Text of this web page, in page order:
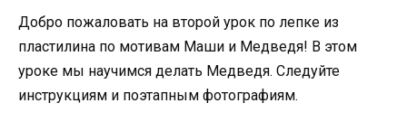
Добро пожаловать на второй урок по лепке из
пластилина по мотивам Маши и Медведя! В этом
уроке мы научимся делать Медведя. Следуйте
инструкциям и поэтапным фотографиям.